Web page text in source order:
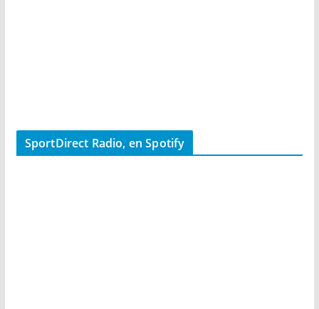
SportDirect Radio, en Spotify